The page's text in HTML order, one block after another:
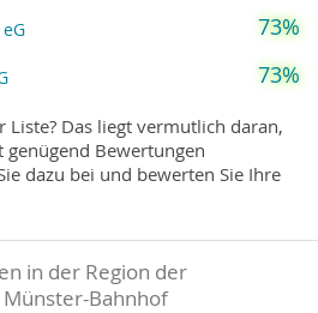
73%
73%
Liste? Das liegt vermutlich daran,
Bewertungen
dazu bei und bewerten Sie Ihre
in der Region der
Münster-Bahnhof